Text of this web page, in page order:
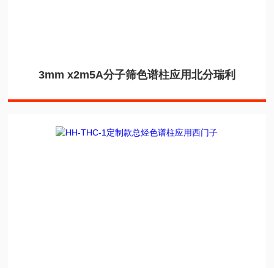
3mm x2m5A分子筛色谱柱应用北分瑞利